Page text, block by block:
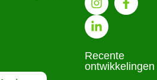
Recente
ontwikkelingen